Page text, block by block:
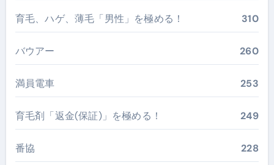
育毛、ハゲ、薄毛「男性」を極める！ 310
バウアー 260
満員電車 253
育毛剤「返金(保証)」を極める！ 249
番協 228